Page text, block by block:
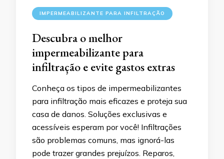
IMPERMEABILIZANTE PARA INFILTRAÇÃO
Descubra o melhor
impermeabilizante para
infiltração e evite gastos extras
Conheça os tipos de impermeabilizantes
para infiltração mais eficazes e proteja sua
casa de danos. Soluções exclusivas e
acessíveis esperam por você! Infiltrações
são problemas comuns, mas ignorá-las
pode trazer grandes prejuízos. Reparos,